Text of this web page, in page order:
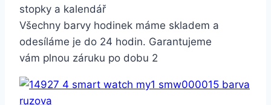
stopky a kalendář
Všechny barvy hodinek máme skladem a
odesíláme je do 24 hodin. Garantujeme
vám plnou záruku po dobu 2